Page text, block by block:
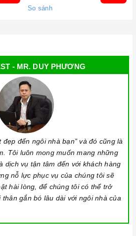
So sánh
- MR. DUY PHƯƠNG
đẹp đến ngôi nhà bạn” và đó cũng là
Tôi luôn mong muốn mang những
dịch vụ tận tâm đến với khách hàng
nỗ lực phục vụ của chúng tôi sẽ
hài lòng, để chúng tôi có thể trở
gắn bó lâu dài với ngôi nhà của